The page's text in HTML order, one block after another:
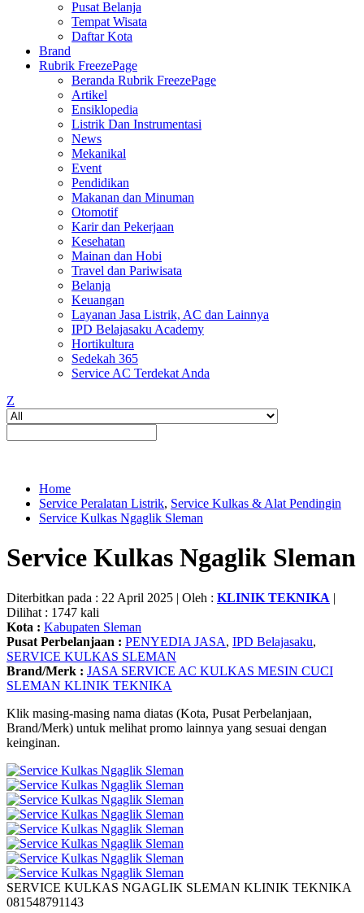
Pusat Belanja
Tempat Wisata
Daftar Kota
Brand
Rubrik FreezePage
Beranda Rubrik FreezePage
Artikel
Ensiklopedia
Listrik Dan Instrumentasi
News
Mekanikal
Event
Pendidikan
Makanan dan Minuman
Otomotif
Karir dan Pekerjaan
Kesehatan
Mainan dan Hobi
Travel dan Pariwisata
Belanja
Keuangan
Layanan Jasa Listrik, AC dan Lainnya
IPD Belajasaku Academy
Hortikultura
Sedekah 365
Service AC Terdekat Anda
Z
Home
Service Peralatan Listrik, Service Kulkas & Alat Pendingin
Service Kulkas Ngaglik Sleman
Service Kulkas Ngaglik Sleman
Diterbitkan pada : 22 April 2025 | Oleh : KLINIK TEKNIKA |
Dilihat : 1747 kali
Kota : Kabupaten Sleman
Pusat Perbelanjaan : PENYEDIA JASA, IPD Belajasaku,
SERVICE KULKAS SLEMAN
Brand/Merk : JASA SERVICE AC KULKAS MESIN CUCI
SLEMAN KLINIK TEKNIKA
Klik masing-masing nama diatas (Kota, Pusat Perbelanjaan,
Brand/Merk) untuk melihat promo lainnya yang sesuai dengan
keinginan.
SERVICE KULKAS NGAGLIK SLEMAN KLINIK TEKNIKA
081548791143